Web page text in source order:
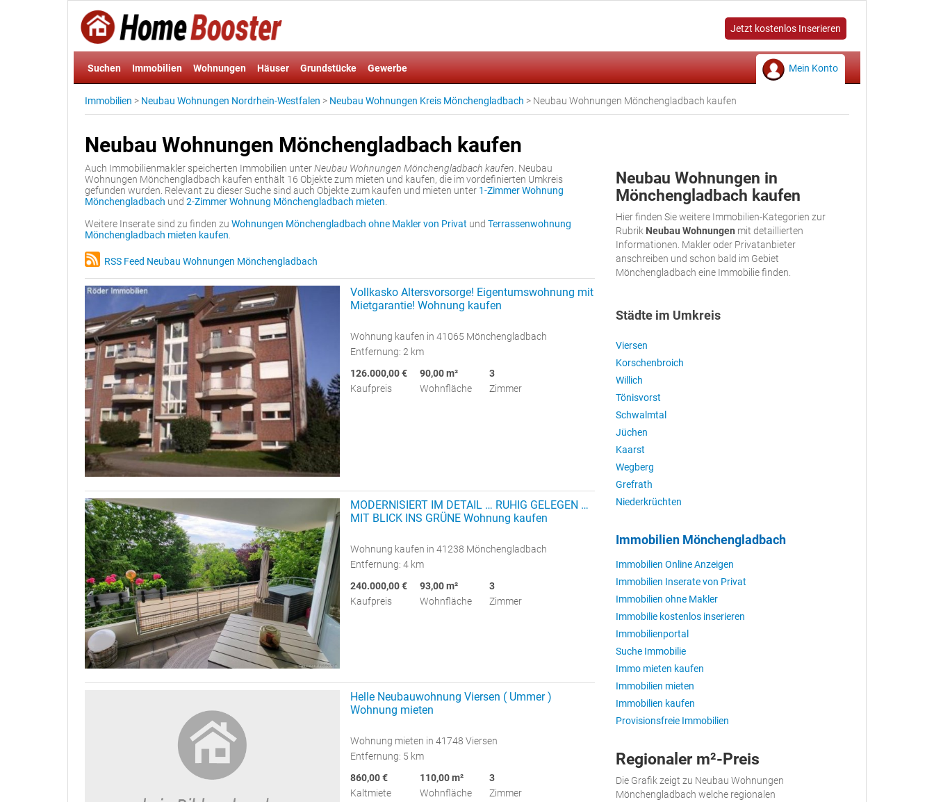
Jetzt kostenlos Inserieren
Suchen Immobilien Wohnungen Häuser Grundstücke Gewerbe Mein Konto
Immobilien > Neubau Wohnungen Nordrhein-Westfalen > Neubau Wohnungen Kreis Mönchengladbach > Neubau Wohnungen Mönchengladbach kaufen
Neubau Wohnungen Mönchengladbach kaufen
Auch Immobilienmakler speicherten Immobilien unterNeubau Wohnungen Mönchengladbach kaufen . Neubau
Wohnungen Mönchengladbach kaufen enthält 16 Objekte zum mieten und kaufen, die im vordefinierten Umkreis
gefunden wurden. Relevant zu dieser Suche sind auch Objekte zum kaufen und mieten unter 1-Zimmer Wohnung
Mönchengladbach und 2-Zimmer Wohnung Mönchengladbach mieten
Weitere Inserate sind zu finden zu Wohnungen Mönchengladbach ohne Makler von Privat und Terrassenwohnung
Mönchengladbach mieten kaufen
RSS Feed Neubau Wohnungen Mönchengladbach
Vollkasko Altersvorsorge! Eigentumswohnung mit
Mietgarantie! Wohnung kaufen
Wohnung kaufen in 41065 Mönchengladbach
Entfernung: 2 km
126.000,00 €
Kaufpreis
90,00 m²
Wohnfläche
3
Zimmer
MODERNISIERT IM DETAIL … RUHIG GELEGEN …
MIT BLICK INS GRÜNE Wohnung kaufen
Wohnung kaufen in 41238 Mönchengladbach
Entfernung: 4 km
240.000,00 €
Kaufpreis
93,00 m²
Wohnfläche
3
Zimmer
Helle Neubauwohnung Viersen ( Ummer )
Wohnung mieten
Wohnung mieten in 41748 Viersen
Entfernung: 5 km
860,00 €
Kaltmiete
110,00 m²
Wohnfläche
3
Zimmer
Neubau Wohnungen in
Mönchengladbach kaufen
Hier finden Sie weitere Immobilien-Kategorien zur
Rubrik Neubau Wohnungen mit detaillierten
Informationen. Makler oder Privatanbieter
anschreiben und schon bald im Gebiet
Mönchengladbach eine Immobilie finden.
Städte im Umkreis
Viersen
Korschenbroich
Willich
Tönisvorst
Schwalmtal
Jüchen
Kaarst
Wegberg
Grefrath
Niederkrüchten
Immobilien Mönchengladbach
Immobilien Online Anzeigen
Immobilien Inserate von Privat
Immobilien ohne Makler
Immobilie kostenlos inserieren
Immobilienportal
Suche Immobilie
Immo mieten kaufen
Immobilien mieten
Immobilien kaufen
Provisionsfreie Immobilien
Regionaler m²-Preis
Die Grafik zeigt zu Neubau Wohnungen
Mönchengladbach welche regionalen